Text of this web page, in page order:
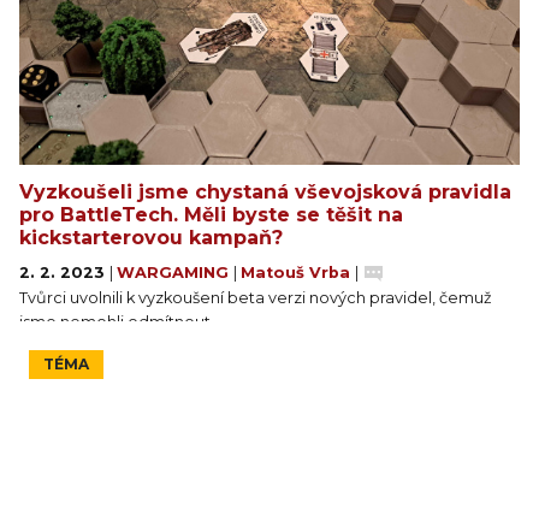
Vyzkoušeli jsme chystaná vševojsková pravidla
pro BattleTech. Měli byste se těšit na
kickstarterovou kampaň?
2. 2. 2023 WARGAMING Matouš Vrba
Tvůrci uvolnili k vyzkoušení beta verzi nových pravidel, čemuž
jsme nemohli odmítnout.
TÉMA